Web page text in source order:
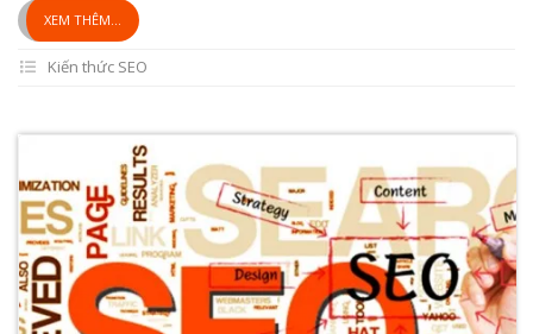
XEM THÊM...
Kiến thức SEO